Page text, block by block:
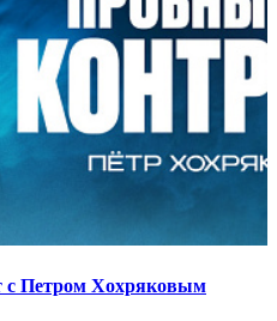
с Петром Хохряковым